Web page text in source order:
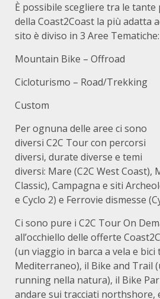
È possibile scegliere tra le
della Coast2Coast la più adatta
sito è diviso in 3 Aree Tematiche:
Mountain Bike – Offroad
Cicloturismo – Road/Trekking
Custom
Per ognuna delle aree ci sono
diversi C2C Tour con percorsi
diversi, durate diverse e temi
diversi: Mare (C2C West Coast),
Classic), Campagna e siti
e Cyclo 2) e Ferrovie dismesse
Ci sono pure i C2C Tour On
all’occhiello delle offerte
(un viaggio in barca a vela e bici
Mediterraneo), il Bike and Trail
running nella natura), il Bike
andare sui tracciati northshore,